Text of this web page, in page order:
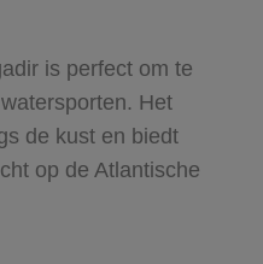
is perfect om te
Het
de kust en biedt
op de Atlantische